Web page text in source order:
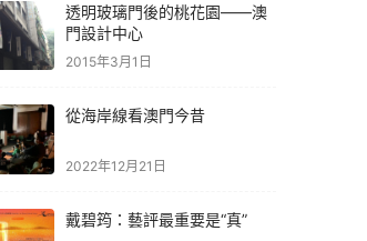
透明玻璃門後的桃花園——澳
門設計中心
2015年3月1日
從海岸線看澳門今昔
2022年12月21日
戴碧筠：藝評最重要是“真”